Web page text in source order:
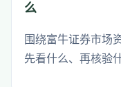
么
围绕富牛证券市场
先看什么、再核验